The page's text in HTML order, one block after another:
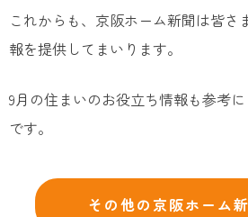
これからも、京阪ホーム新聞は皆さ
報を提供してまいります。
9月の住まいのお役立ち情報も参考
です。
その他の京阪ホーム